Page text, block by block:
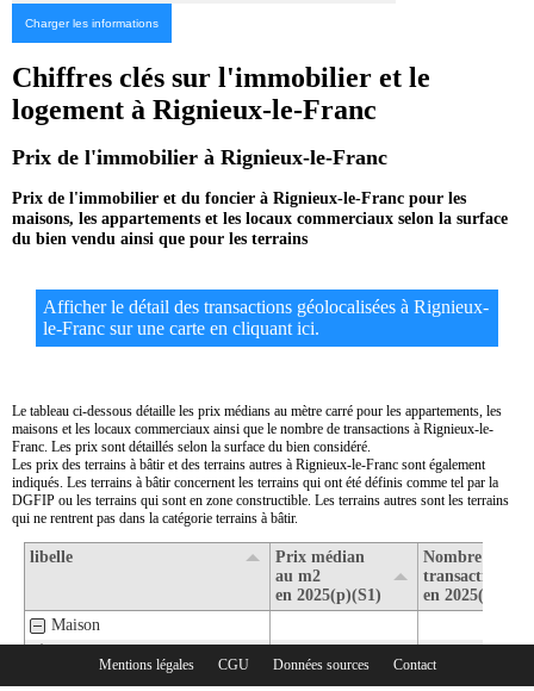
Mentions légales CGU Données sources Contact
Rubriques :
Chiffres clés sur l'immobilier et le
logement à Rignieux-le-Franc
Prix de l'immobilier à Rignieux-le-Franc
Prix de l'immobilier et du foncier à Rignieux-le-Franc pour les
maisons, les appartements et les locaux commerciaux selon la surface
du bien vendu ainsi que pour les terrains
Afficher le détail des transactions géolocalisées à Rignieux-
le-Franc sur une carte en cliquant ici.
Le tableau ci-dessous détaille les prix médians au mètre carré pour les appartements, les
maisons et les locaux commerciaux ainsi que le nombre de transactions à Rignieux-le-
Franc. Les prix sont détaillés selon la surface du bien considéré.
Les prix des terrains à bâtir et des terrains autres à Rignieux-le-Franc sont également
indiqués. Les terrains à bâtir concernent les terrains qui ont été définis comme tel par la
DGFIP ou les terrains qui sont en zone constructible. Les terrains autres sont les terrains
qui ne rentrent pas dans la catégorie terrains à bâtir.
libelle
Prix médian
au m2
en 2025(p)(S1)
Nombre de
transactions
en 2025(p)(S1)
Maison
2- Surface de 30 m2 à 80 m2